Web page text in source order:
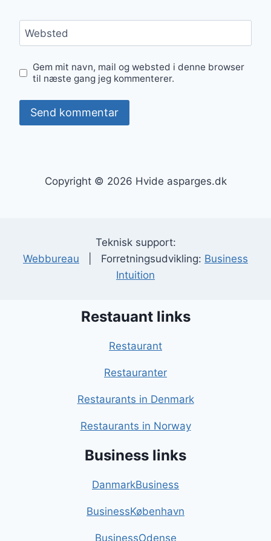
Websted
Gem mit navn, mail og websted i denne browser
til næste gang jeg kommenterer.
Copyright © 2026 Hvide asparges.dk
Teknisk support:
Webbureau | Forretningsudvikling: Business
Intuition
Restauant links
Restaurant
Restauranter
Restaurants in Denmark
Restaurants in Norway
Business links
DanmarkBusiness
BusinessKøbenhavn
BusinessOdense